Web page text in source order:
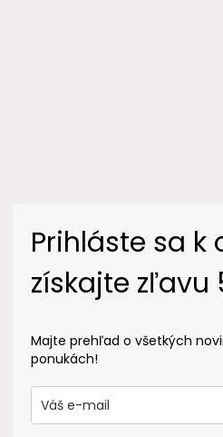
Prihláste sa k
získajte zľavu
Majte prehľad o všetkých
ponukách!